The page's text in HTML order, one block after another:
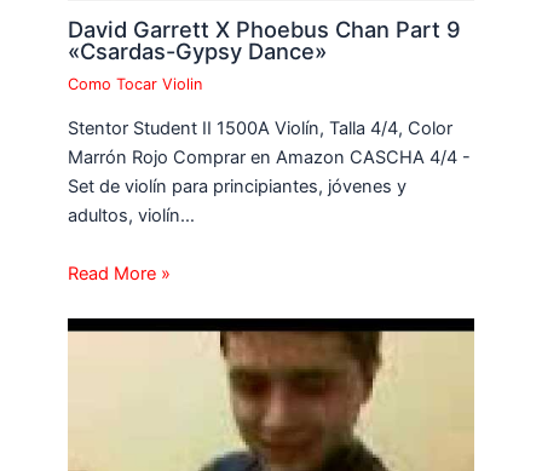
David Garrett X Phoebus Chan Part 9
«Csardas-Gypsy Dance»
Como Tocar Violin
Stentor Student II 1500A Violín, Talla 4/4, Color
Marrón Rojo Comprar en Amazon CASCHA 4/4 -
Set de violín para principiantes, jóvenes y
adultos, violín…
Read More »